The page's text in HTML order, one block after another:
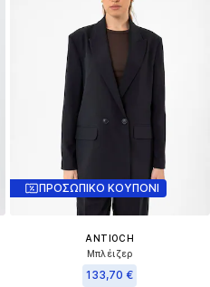
ΠΡΟΣΩΠΙΚΟ ΚΟΥΠΟΝΙ
ANTIOCH
Μπλέιζερ
133,70 €